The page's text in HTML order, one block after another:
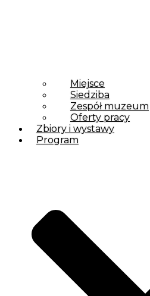
Miejsce
Siedziba
Zespół muzeum
Oferty pracy
Zbiory i wystawy
Program